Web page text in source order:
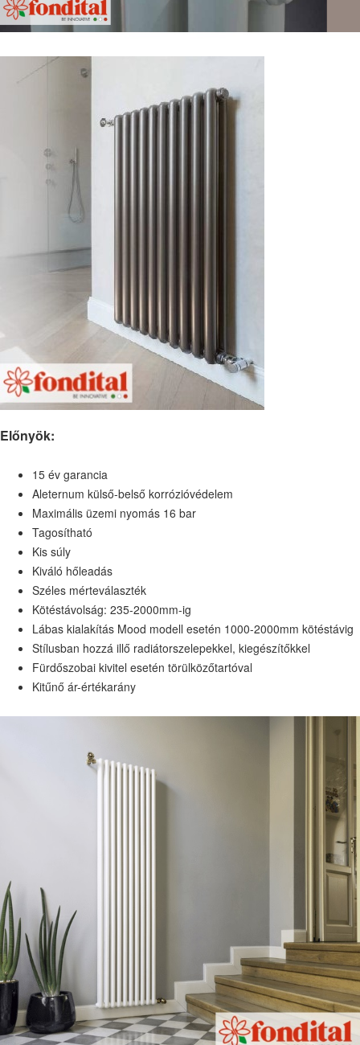
Előnyök:
15 év garancia
Aleternum külső-belső korrózióvédelem
Maximális üzemi nyomás 16 bar
Tagosítható
Kis súly
Kiváló hőleadás
Széles mérteválaszték
Kötéstávolság: 235-2000mm-ig
Lábas kialakítás Mood modell esetén 1000-2000mm kötéstávig
Stílusban hozzá illő radiátorszelepekkel, kiegészítőkkel
Fürdőszobai kivitel esetén törülközőtartóval
Kitűnő ár-értékarány